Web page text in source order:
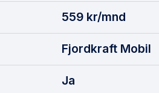
559 kr/mnd
Fjordkraft Mobil
Ja